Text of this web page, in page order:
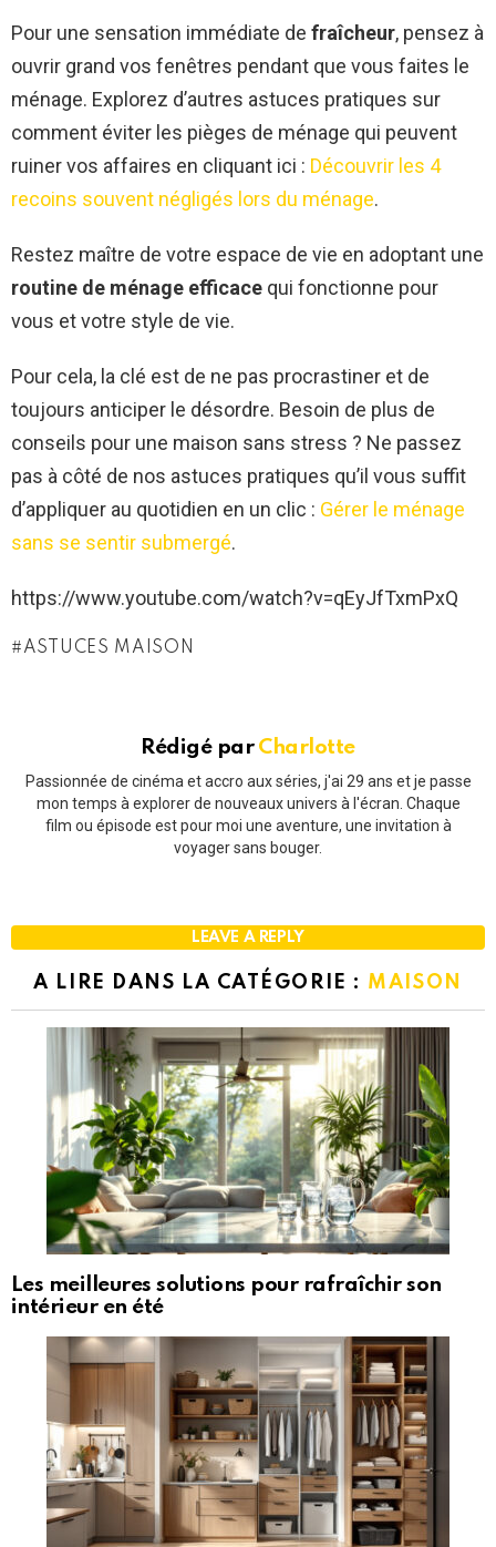
Pour une sensation immédiate de fraîcheur, pensez à
ouvrir grand vos fenêtres pendant que vous faites le
ménage. Explorez d’autres astuces pratiques sur
comment éviter les pièges de ménage qui peuvent
ruiner vos affaires en cliquant ici : Découvrir les 4
recoins souvent négligés lors du ménage.
Restez maître de votre espace de vie en adoptant une
routine de ménage efficace qui fonctionne pour
vous et votre style de vie.
Pour cela, la clé est de ne pas procrastiner et de
toujours anticiper le désordre. Besoin de plus de
conseils pour une maison sans stress ? Ne passez
pas à côté de nos astuces pratiques qu’il vous suffit
d’appliquer au quotidien en un clic : Gérer le ménage
sans se sentir submergé.
https://www.youtube.com/watch?v=qEyJfTxmPxQ
ASTUCES MAISON
Rédigé par Charlotte
Passionnée de cinéma et accro aux séries, j'ai 29 ans et je passe
mon temps à explorer de nouveaux univers à l'écran. Chaque
film ou épisode est pour moi une aventure, une invitation à
voyager sans bouger.
LEAVE A REPLY
A LIRE DANS LA CATÉGORIE : MAISON
Les meilleures solutions pour rafraîchir son
intérieur en été